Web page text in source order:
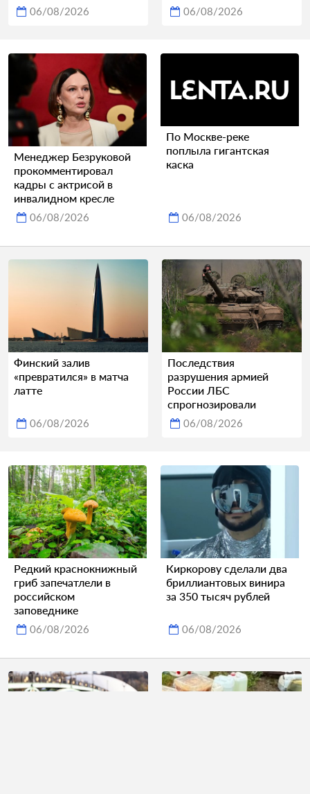
06/08/2026 06/08/2026
Менеджер Безруковой
прокомментировал
кадры с актрисой в
инвалидном кресле
06/08/2026
По Москве-реке
поплыла гигантская
каска
06/08/2026
Финский залив
«превратился» в матча
латте
06/08/2026
Последствия
разрушения армией
России ЛБС
спрогнозировали
06/08/2026
Редкий краснокнижный
гриб запечатлели в
российском
заповеднике
06/08/2026
Киркорову сделали два
бриллиантовых винира
за 350 тысяч рублей
06/08/2026